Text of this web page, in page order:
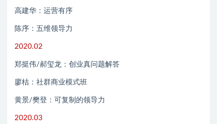
高建华：运营有序
陈序：五维领导力
2020.02
郑挺伟/郝玺龙：创业真问题解答
廖桔：社群商业模式班
黄景/樊登：可复制的领导力
2020.03